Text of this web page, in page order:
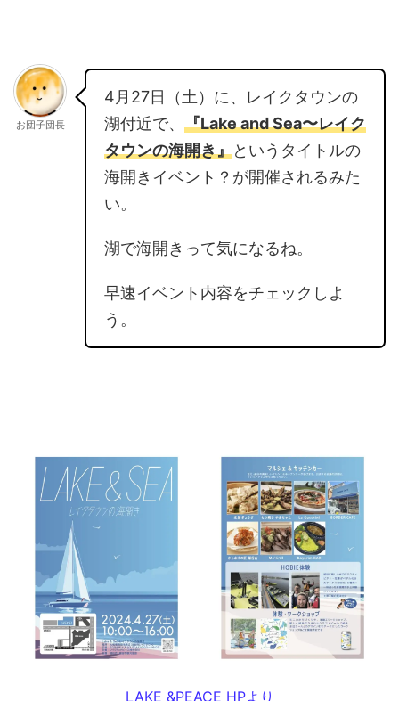
お団子団長
4月27日（土）に、レイクタウンの
湖付近で、 『Lake and Sea〜レイク
タウンの海開き』というタイトルの
海開きイベント？が開催されるみた
い。
湖で海開きって気になるね。
早速イベント内容をチェックしよ
う。
LAKE &PEACE HPより